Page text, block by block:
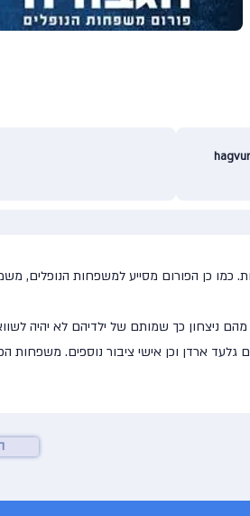
כן הפורום מסייע למשפחות הנופלים,
ניצחון כך שמותם של ילדיהם לא יהיה
ארדן וכן אישי ציבור נוספים. משפחות